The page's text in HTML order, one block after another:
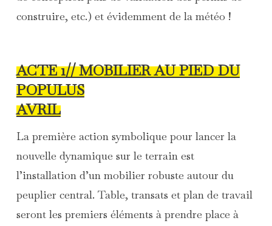
construire, etc.) et évidemment de la météo !
ACTE 1// MOBILIER AU PIED DU
POPULUS
AVRIL
La première action symbolique pour lancer la
nouvelle dynamique sur le terrain est
l’installation d’un mobilier robuste autour du
peuplier central. Table, transats et plan de travail
seront les premiers éléments à prendre place à